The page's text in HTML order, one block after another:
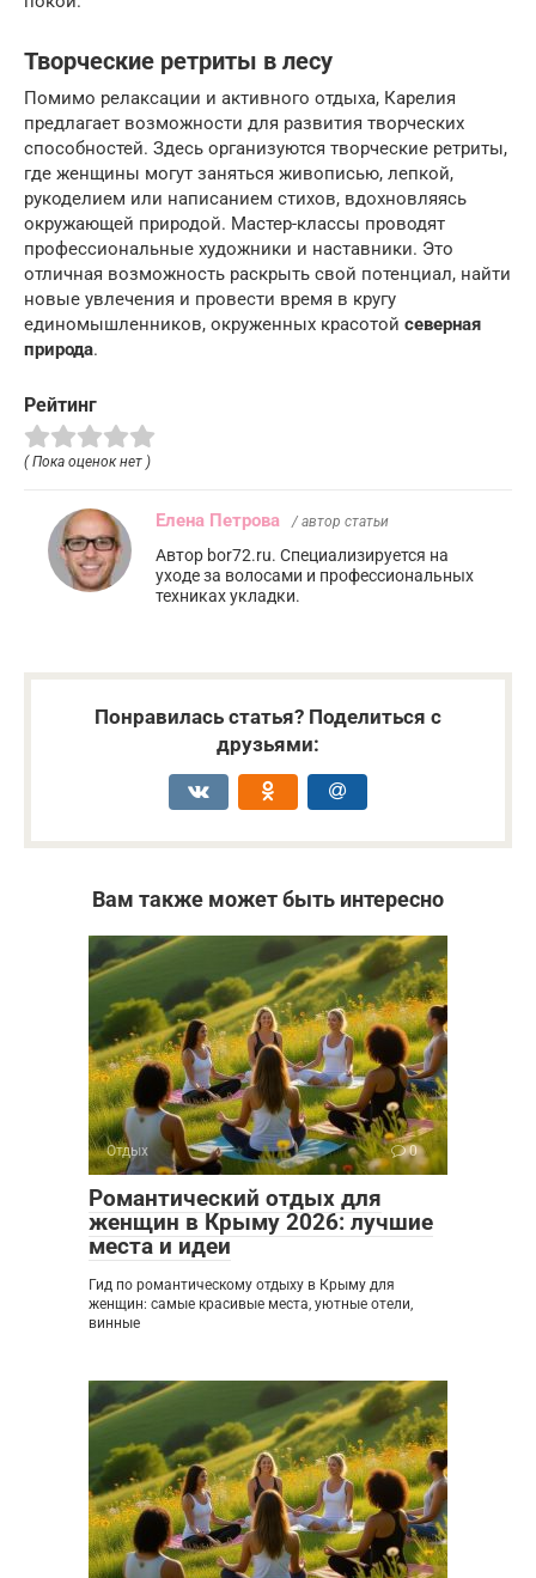
Творческие ретриты в лесу
Помимо релаксации и активного отдыха, Карелия
предлагает возможности для развития творческих
способностей. Здесь организуются творческие ретриты,
где женщины могут заняться живописью, лепкой,
рукоделием или написанием стихов, вдохновляясь
окружающей природой. Мастер-классы проводят
профессиональные художники и наставники. Это
отличная возможность раскрыть свой потенциал, найти
новые увлечения и провести время в кругу
единомышленников, окруженных красотой северная
природа.
Рейтинг
( Пока оценок нет )
Елена Петрова / автор статьи
Автор bor72.ru. Специализируется на
уходе за волосами и профессиональных
техниках укладки.
Понравилась статья? Поделиться с
друзьями:
Вам также может быть интересно
Отдых 0
Романтический отдых для
женщин в Крыму 2026: лучшие
места и идеи
Гид по романтическому отдыху в Крыму для
женщин: самые красивые места, уютные отели,
винные